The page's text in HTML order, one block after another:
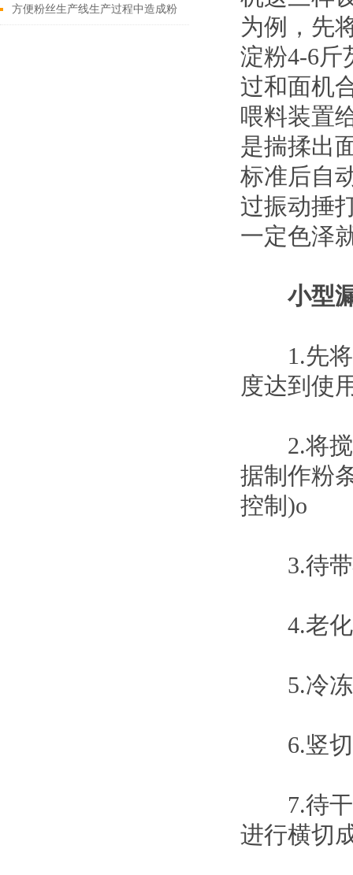
程及注意事项
方便粉丝生产线生产过程中造成粉
为例，先
淀粉4-6斤
过和面机
喂料装置
是揣揉出
标准后自
过振动捶
一定色泽
小型
1.先将
度达到使
2.将搅
据制作粉
控制)o
3.待带
4.老化
5.冷冻
6.竖切
7.待干
进行横切